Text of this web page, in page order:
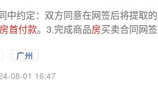
中约定：双方同意在网签后将提取
首付款。3.完成商品房买卖合同网
广州
08-01 16:47